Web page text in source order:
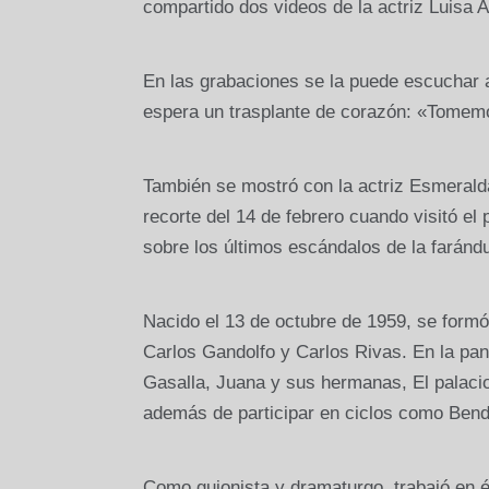
compartido dos videos de la actriz Luisa
En las grabaciones se la puede escuchar
espera un trasplante de corazón:
También se mostró con la actriz
recorte del 14 de febrero cuando visitó el
sobre los últimos escándalos de la
Nacido el 13 de octubre de 1959, se
Carlos Gandolfo y Carlos Rivas. En la
Gasalla, Juana y sus hermanas, El
además de participar en ciclos como